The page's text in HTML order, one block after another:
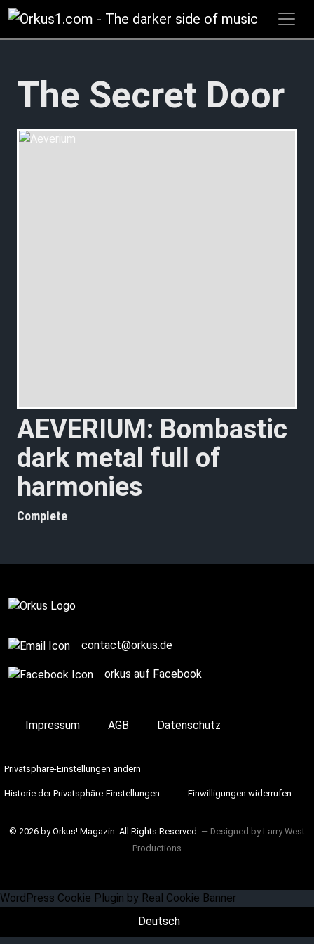
Zum
Inhalt
springen
The Secret Door
AEVERIUM: Bombastic
dark meta fu of
harmonies
Complete
contact@orkus.de
orkus auf Facebook
Impressum AGB Datenschutz
Privatsphäre-Einstellungen ändern
Historie der Privatsphäre-Einstellungen Einwilligungen widerrufen
© 2026 by Orkus! Magazin. All Rights Reserved. ― Designed by Larry West
Productions
WordPress Cookie Plugin by Real Cookie Banner
Deutsch